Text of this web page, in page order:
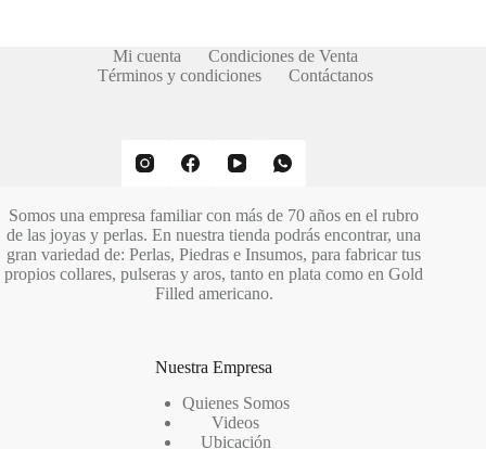
Mi cuenta
Condiciones de Venta
Términos y condiciones
Contáctanos
Somos una empresa familiar con más de 70 años en el rubro
de las joyas y perlas. En nuestra tienda podrás encontrar, una
gran variedad de: Perlas, Piedras e Insumos, para fabricar tus
propios collares, pulseras y aros, tanto en plata como en Gold
Filled americano.
Nuestra Empresa
Quienes Somos
Videos
Ubicación